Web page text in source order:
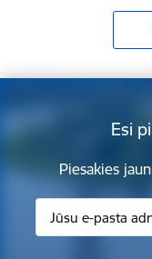
Esi
Piesakies